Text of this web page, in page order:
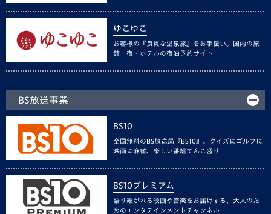
ゆこゆこ
お客様の『良質な温泉旅』をお手伝い。国内の旅
館・宿・ホテルの宿泊予約サイト
BS放送事業
BS10
全国無料のBS放送局『BS10』。クイズにゴルフに
映画に麻雀、楽しい番組てんこ盛り！
BS10プレミアム
語り継がれる映画や音楽をお届けする、大人のた
めのエンタテインメントチャンネル